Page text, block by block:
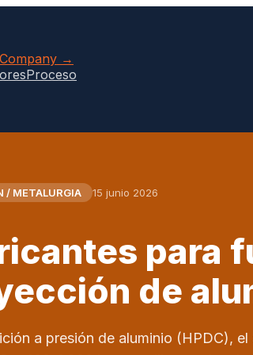
→
Proceso
/ METALURGIA 15 junio 2026
para
de
a presión de aluminio (HPDC),